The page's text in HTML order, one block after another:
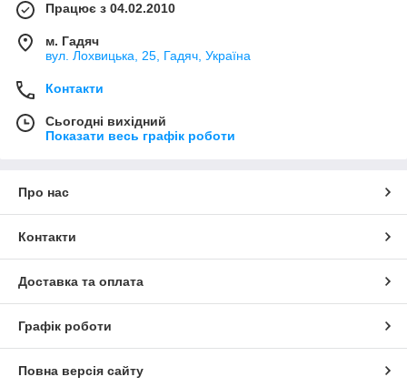
Працює з 04.02.2010
м. Гадяч
вул. Лохвицька, 25, Гадяч, Україна
Контакти
Сьогодні вихідний
Показати весь графік роботи
Про нас
Контакти
Доставка та оплата
Графік роботи
Повна версія сайту